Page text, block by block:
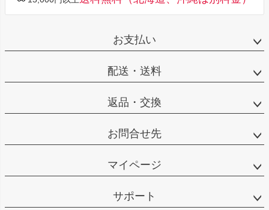
へ
お支払い
配送・送料
返品・交換
お問合せ先
マイページ
サポート